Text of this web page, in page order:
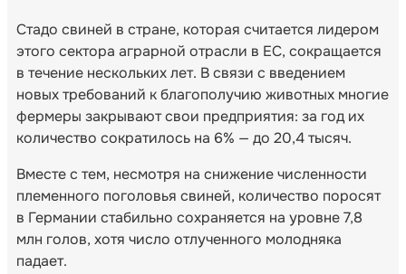
Стадо свиней в стране, которая считается лидером
этого сектора аграрной отрасли в ЕС, сокращается
в течение нескольких лет. В связи с введением
новых требований к благополучию животных многие
фермеры закрывают свои предприятия: за год их
количество сократилось на 6% — до 20,4 тысяч.
Вместе с тем, несмотря на снижение численности
племенного поголовья свиней, количество поросят
в Германии стабильно сохраняется на уровне 7,8
млн голов, хотя число отлученного молодняка
падает.